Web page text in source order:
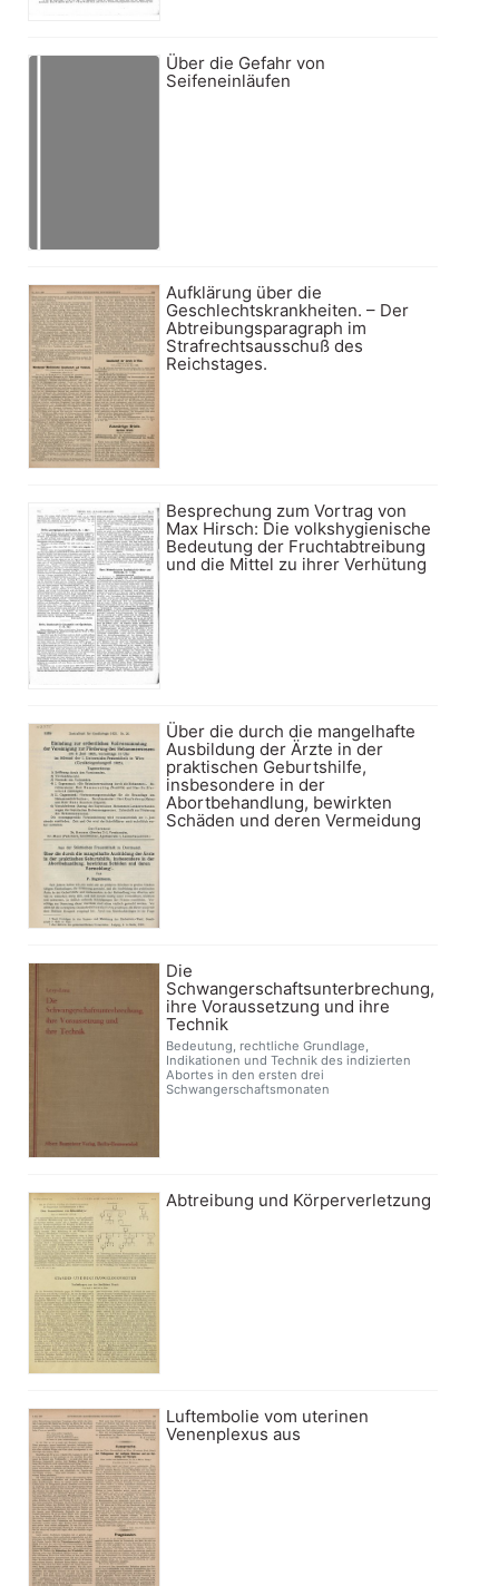
Über die Gefahr von
Seifeneinläufen
Aufklärung über die
Geschlechtskrankheiten. – Der
Abtreibungsparagraph im
Strafrechtsausschuß des
Reichstages.
Besprechung zum Vortrag von
Max Hirsch: Die volkshygienische
Bedeutung der Fruchtabtreibung
und die Mittel zu ihrer Verhütung
Über die durch die mangelhafte
Ausbildung der Ärzte in der
praktischen Geburtshilfe,
insbesondere in der
Abortbehandlung, bewirkten
Schäden und deren Vermeidung
Die
Schwangerschaftsunterbrechung,
ihre Voraussetzung und ihre
Technik
Bedeutung, rechtliche Grundlage,
Indikationen und Technik des indizierten
Abortes in den ersten drei
Schwangerschaftsmonaten
Abtreibung und Körperverletzung
Luftembolie vom uterinen
Venenplexus aus